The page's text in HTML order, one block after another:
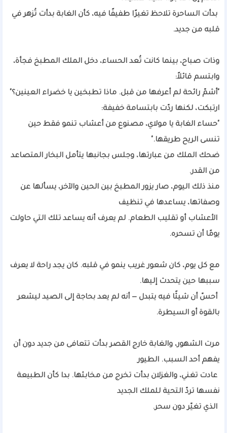
بدأت الساحرة تلاحظ تغيرًا طفيفًا فيه، كأن الغابة بدأت تُزهر في
قلبه من جديد.
وذات صباح، بينما كانت تُعد الحساء، دخل الملك المطبخ فجأة،
وابتسم قائلاً:
"أشمّ رائحة لم أعرفها من قبل. ماذا تطبخين يا خضراء العينين؟"
ارتبكت، لكنها ردّت بابتسامة خفيفة:
"حساء الغابة يا مولاي، مصنوع من أعشاب تنمو فقط حين
تنسى الريح طريقها."
ضحك الملك من عبارتها، وجلس بجانبها يتأمل البخار المتصاعد
من القدر.
منذ ذلك اليوم، صار يزور المطبخ بين الحين والآخر، يسألها عن
وصفاتها، يساعدها في تنظيف
الأعشاب أو تقليب الطعام. لم يعرف أنه يساعد تلك التي حاولت
يومًا أن تسحره.
مع كل يوم، كان شعور غريب ينمو في قلبه. كان يجد راحة لا يعرف
سببها حين يتحدث إليها.
أحسّ أن شيئًا فيه يتبدل — أنه لم يعد بحاجة إلى الصيد ليشعر
بالقوة أو السيطرة.
مرت الشهور، والغابة خارج القصر بدأت تتعافى من جديد دون أن
يفهم أحد السبب. الطيور
عادت تغني، والغزلان بدأت تخرج من مخابئها. بدا كأن الطبيعة
نفسها تردّ التحية للملك الجديد
الذي تغيّر دون سحر.